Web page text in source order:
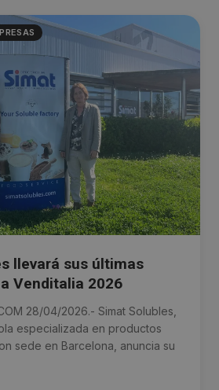
llevará sus últimas
Venditalia 2026
28/04/2026.- Simat Solubles,
especializada en productos
sede en Barcelona, anuncia su